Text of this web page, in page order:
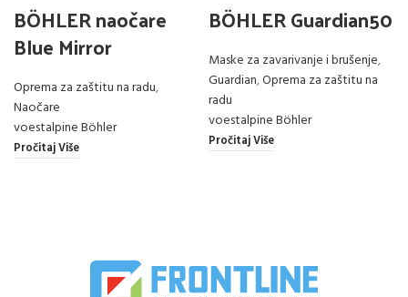
BÖHLER naočare
Blue Mirror
Oprema za zaštitu na radu,
Naočare
voestalpine Böhler
Pročitaj Više
BÖHLER Guardian50
Maske za zavarivanje i brušenje,
Guardian,Oprema za zaštitu na
radu
voestalpine Böhler
Pročitaj Više